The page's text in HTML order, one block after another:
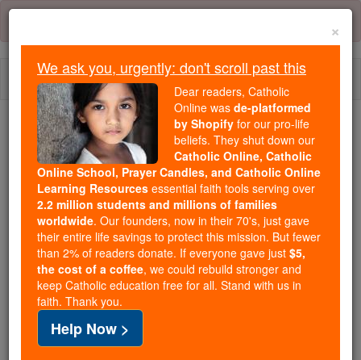
Skip
content
Because of You, 2.2 Million
Students Are Being Formed in the
Faith
Because of generous supporters like you,
Catholic Online School has already delivered
free, faithful Catholic education to over 2.2
million students across 193 countries. In an age
of noise and algorithms, you are helping form
souls with truth, prayer, Scripture, and Christ.
If everyone who reads this gave just $5 — the
×
We ask you, urgently: don't scroll past this
Dear readers, Catholic
Online was de-platformed
by Shopify for our pro-life
beliefs. They shut down our
Catholic Online, Catholic
Online School, Prayer Candles, and Catholic Online
Learning Resources essential faith tools serving over
2.2 million students and millions of families
worldwide. Our founders, now in their 70's, just gave
their entire life savings to protect this mission. But fewer
than 2% of readers donate. If everyone gave just $5,
the cost of a coffee, we could rebuild stronger and
keep Catholic education free for all. Stand with us in
faith. Thank you.
Help Now >